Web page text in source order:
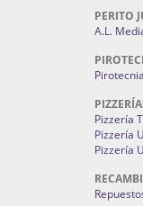
PERITO
A.L.
Pizzería
Pizzería
Pizzería